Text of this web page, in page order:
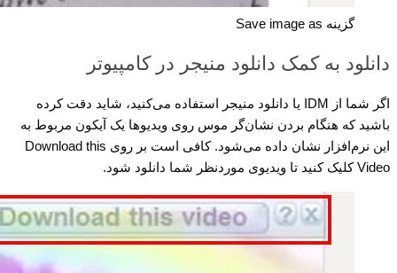
گزینه Save image as
دانلود به کمک دانلود منیجر در کامپیوتر
اگر شما از IDM یا دانلود منیجر استفاده می‌کنید، شاید دقت کرده
باشید که هنگام بردن نشان‌گر موس روی ویدیوها یک آیکون مربوط به
این نرم‌افزار نشان داده می‌شود. کافی است بر روی Download this
Video کلیک کنید تا ویدیوی موردنظر شما دانلود شود.